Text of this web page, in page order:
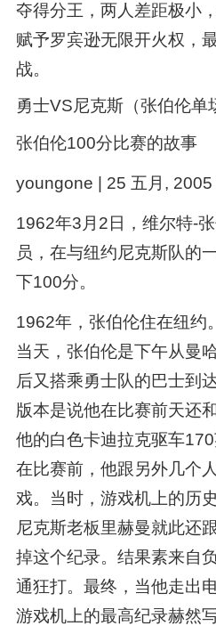
夺得分王，两人差距极小
赋予罗宾逊无限开火权，
战。
勇士VS尼克斯（张伯伦单
张伯伦100分比赛的故事
youngone | 25 五月, 2005
1962年3月2日，维尔特-
员，在与纽约尼克斯队的
下100分。
1962年，张伯伦住在纽约
当天，张伯伦是下午从曼
后又搭乘勇士队的巴士到
版本是说他在比赛前天还
他的白色卡迪拉克驱车
在比赛前，他跟另外几个
戏。当时，游戏机上的历
尼克斯老板里赫曼就此还
掉这个纪录。结果素来自
通狂打。最终，当他走出
游戏机上的最高纪录赫然